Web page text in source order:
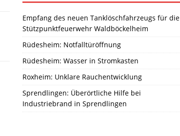
Empfang des neuen Tanklöschfahrzeugs für die
Stützpunktfeuerwehr Waldböckelheim
Rüdesheim: Notfalltüröffnung
Rüdesheim: Wasser in Stromkasten
Roxheim: Unklare Rauchentwicklung
Sprendlingen: Überörtliche Hilfe bei
Industriebrand in Sprendlingen